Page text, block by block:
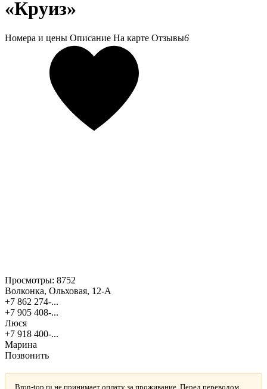
«Круиз»
Номера и цены Описание На карте Отзывы6
Просмотры: 8752
Волконка, Ольховая, 12-А
+7 862 274-...
+7 905 408-...
Люся
+7 918 400-...
Марина
Позвонить
Bron-top.ru не принимает оплату за проживание. Перед переводом